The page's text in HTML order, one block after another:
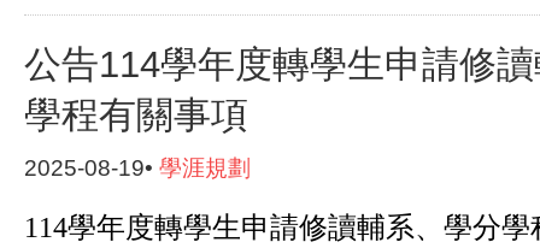
公告114學年度轉學生申請修
學程有關事項
2025-08-19• 學涯規劃
114學年度轉學生申請修讀輔系、學分